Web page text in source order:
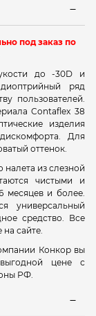
под заказ по
до -30D и
ряд
пользователей.
Contaflex 38
изделия
Для
оттенок.
из слезной
чистыми и
месяцев и более.
универсальный
средство. Все
сайте.
Конкор вы
цене с
РФ.